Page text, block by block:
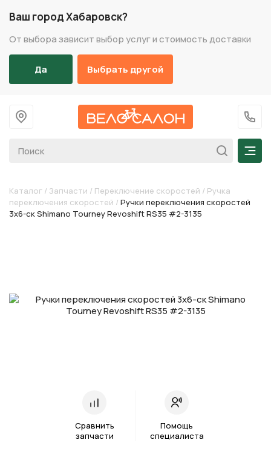
Ваш город Хабаровск?
От выбора зависит выбор услуг и стоимость доставки
Да Выбрать другой
На главную
+7
Каталог / Запчасти / Переключение скоростей / Ручка
переключения скоростей / Ручки переключения скоростей
3х6-ск Shimano Tourney Revoshift RS35 #2-3135
Сравнить
запчасти
Помощь
специалиста